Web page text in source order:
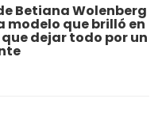
Betiana Wolenberg
modelo que brilló en
dejar todo por un